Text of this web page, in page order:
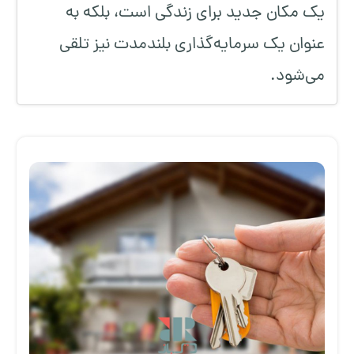
یک مکان جدید برای زندگی است، بلکه به
عنوان یک سرمایه‌گذاری بلندمدت نیز تلقی
می‌شود.